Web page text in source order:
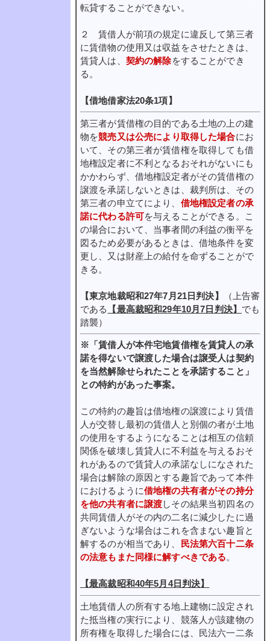
転貸することができない。
２ 賃借人が前項の規定に違反して第三者
に賃借物の使用又は収益をさせたときは、
賃貸人は、 契約の解除をすることができ
る。
【借地借家法20条1項】
第三者が賃借権の目的である土地の上の建
物を競売又は公売により取得した場合にお
いて、その第三者が賃借権を取得しても借
地権設定者に不利となるおそれがないにも
かかわらず、借地権設定者がその賃借権の
譲渡を承諾しないときは、裁判所は、その
第三者の申立てにより、 借地権設定者の承
諾に代わる許可を与えることができる。こ
の場合において、当事者間の利益の衡平を
図るため必要があるときは、借地条件を変
更し、又は財産上の給付を命ずることがで
きる。
【東京地裁昭和27年7月21日判決】
（上告審
である
【最高裁昭和29年10月7日判決】 でも
踏襲）
※「賃借人が本件宅地賃借権を賃貸人の承
諾を得ないで譲渡した場合は譲受人は契約
を当然解除せられたことを承諾すること」
との特約があった事案。
この特約の趣旨は借地権の譲渡により賃借
人が交替し最初の賃借人と別個の者が土地
の使用をするようになることは相互の信頼
関係を破壊し賃貸人に不利益を与えるおそ
れがあるので賃貸人の承諾なしになされた
場合は解除の原因とする趣旨であって本件
におけるように借地権の共有者がその持分
を他の共有者に譲渡しその結果当初四名の
共同賃借人がその内の二名に減少したに過
ぎないような場合はこれを含まない趣旨と
解するのが相当であり、 民法第六百十二条
の法意もまた同様に解すべきである。
【最高裁昭和40年5月4日判決】
土地賃借人の所有する地上建物に設定され
た抵当権の実行により、競落人が該建物の
所有権を取得した場合には、民法六一二条